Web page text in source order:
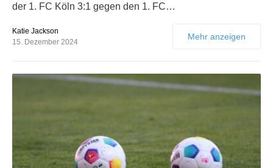
der 1. FC Köln 3:1 gegen den 1. FC…
Katie Jackson
15. Dezember 2024
Mehr anzeigen